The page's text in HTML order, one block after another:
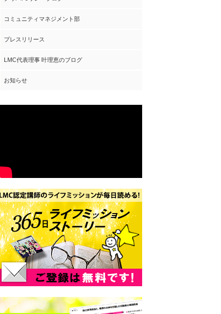
コミュニティマネジメント部
プレスリリース
LMC代表理事 叶理恵のブログ
お知らせ